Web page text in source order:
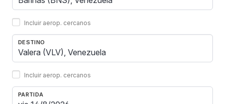
Incluir aerop. cercanos
DESTINO
Incluir aerop. cercanos
PARTIDA